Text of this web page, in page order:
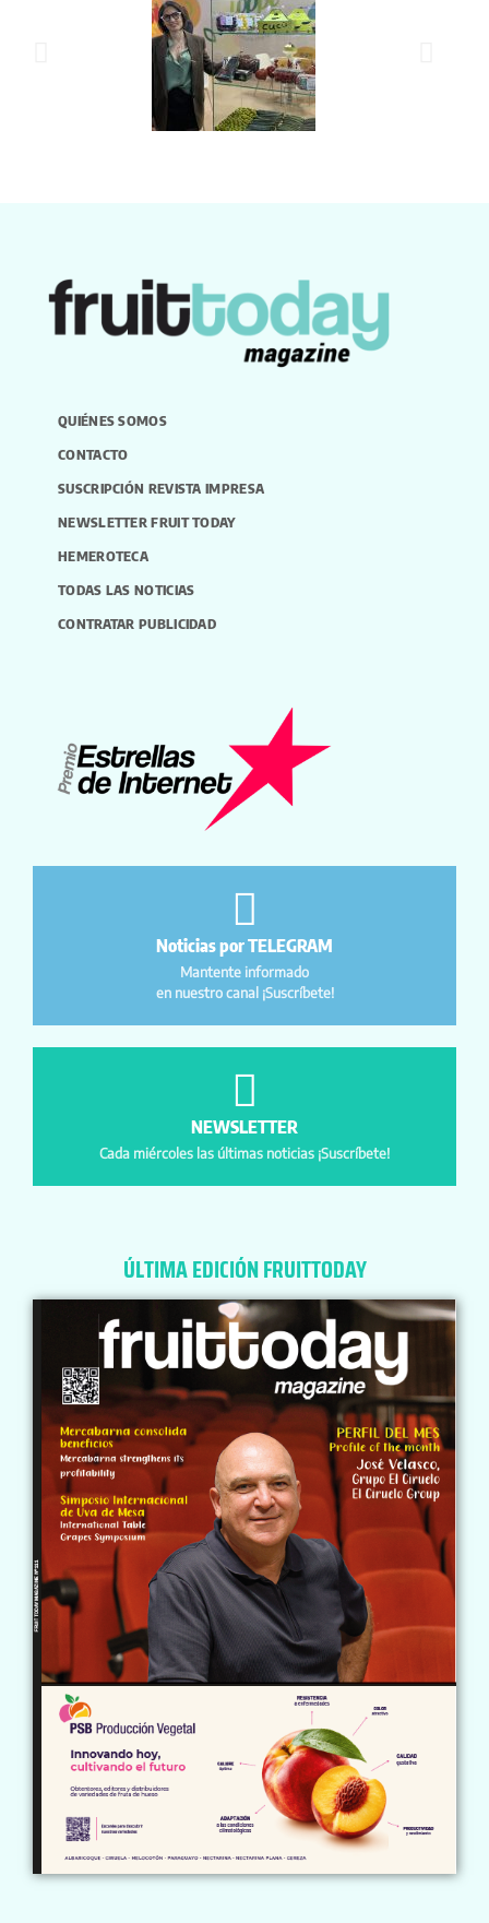
QUIÉNES SOMOS
CONTACTO
SUSCRIPCIÓN REVISTA IMPRESA
NEWSLETTER FRUIT TODAY
HEMEROTECA
TODAS LAS NOTICIAS
CONTRATAR PUBLICIDAD
Noticias por TELEGRAM
Mantente informado
en nuestro canal ¡Suscríbete!
NEWSLETTER
Cada miércoles las últimas noticias ¡Suscríbete!
ÚLTIMA EDICIÓN FRUITTODAY